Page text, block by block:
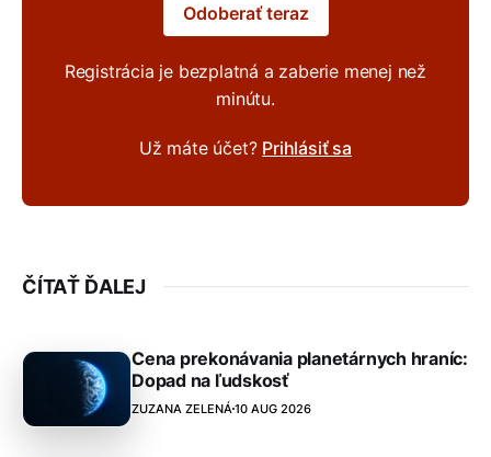
Odoberať teraz
Registrácia je bezplatná a zaberie menej než
minútu.
Už máte účet? Prihlásiť sa
ČÍTAŤ ĎALEJ
Cena prekonávania planetárnych hraníc:
Dopad na ľudskosť
ZUZANA ZELENÁ10 AUG 2026